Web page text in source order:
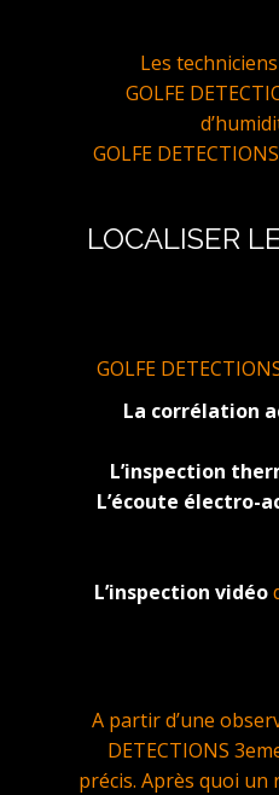
Les
GOLFE
GOLFE
LOCALISER
GOLFE
La corrélation
L’inspection
L’écoute électro-
L’inspection vidéo
A partir d’une
DETECTIONS
précis. Après quoi